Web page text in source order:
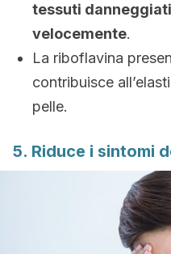
tessuti
velocemente.
La riboflavina
contribuisce
pelle.
5. Riduce i sintomi